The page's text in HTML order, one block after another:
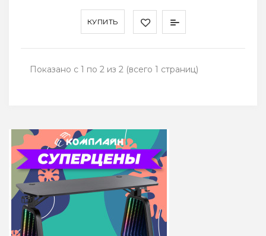
КУПИТЬ
Показано с 1 по 2 из 2 (всего 1 страниц)